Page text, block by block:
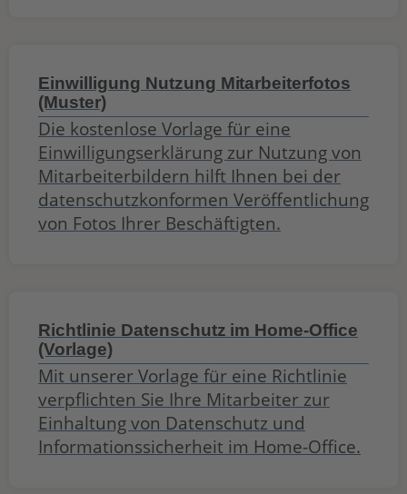
Einwilligung Nutzung Mitarbeiterfotos
(Muster)
Die kostenlose Vorlage für eine
Einwilligungserklärung zur Nutzung von
Mitarbeiterbildern hilft Ihnen bei der
datenschutzkonformen Veröffentlichung
von Fotos Ihrer Beschäftigten.
Richtlinie Datenschutz im Home-Office
(Vorlage)
Mit unserer Vorlage für eine Richtlinie
verpflichten Sie Ihre Mitarbeiter zur
Einhaltung von Datenschutz und
Informationssicherheit im Home-Office.